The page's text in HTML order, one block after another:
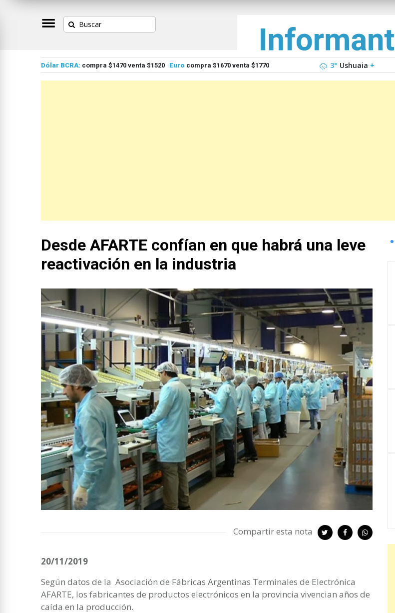
Dólar BCRA: compra $1470 venta $1520 Euro compra $1670 venta $1770 3° Ushuaia +
Desde AFARTE confían en que habrá una leve
reactivación en la industria
Compartir esta nota
20/11/2019
Según datos de la Asociación de Fábricas Argentinas Terminales de Electrónica
AFARTE, los fabricantes de productos electrónicos en la provincia vivencian años de
caída en la producción.